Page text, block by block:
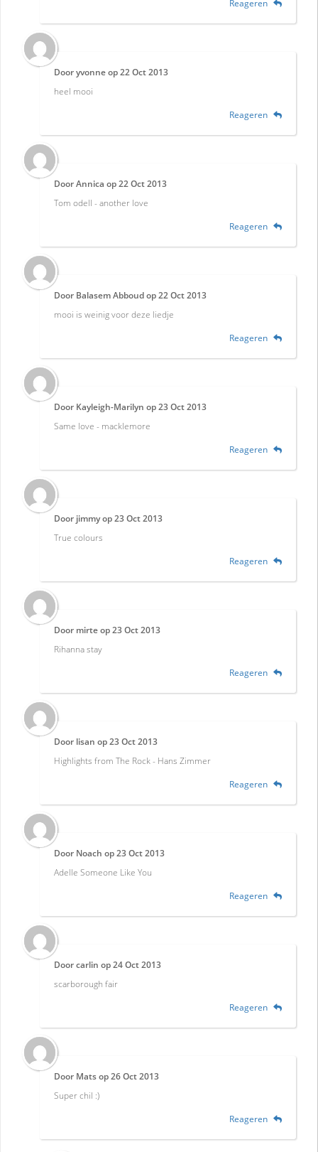
Reageren
Dooryvonneop22 Oct 2013
heel mooi
Reageren
DoorAnnica op22 Oct 2013
Tom odell - another love
Reageren
Door Balasem Abboudop22 Oct 2013
mooi is weinig voor deze liedje
Reageren
Door Kayleigh-Marilyn op23 Oct 2013
Same love - macklemore
Reageren
Door jimmyop23 Oct 2013
True colours
Reageren
Door mirteop23 Oct 2013
Rihanna stay
Reageren
Door lisan op23 Oct 2013
Highlights from The Rock - Hans Zimmer
Reageren
Door Noach op23 Oct 2013
Adelle Someone Like You
Reageren
Doorcarlin op24 Oct 2013
scarborough fair
Reageren
Door Matsop26 Oct 2013
Super chil :)
Reageren